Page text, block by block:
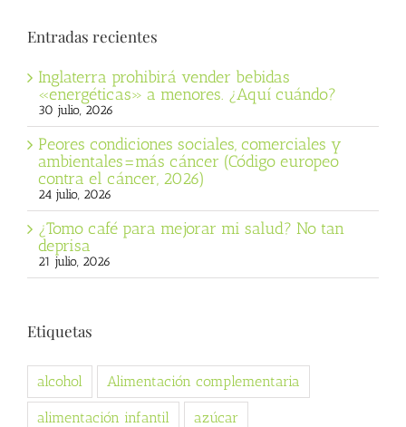
Entradas recientes
Inglaterra prohibirá vender bebidas
«energéticas» a menores. ¿Aquí cuándo?
30 julio, 2026
Peores condiciones sociales, comerciales y
ambientales=más cáncer (Código europeo
contra el cáncer, 2026)
24 julio, 2026
¿Tomo café para mejorar mi salud? No tan
deprisa
21 julio, 2026
Etiquetas
alcohol Alimentación complementaria
alimentación infantil azúcar